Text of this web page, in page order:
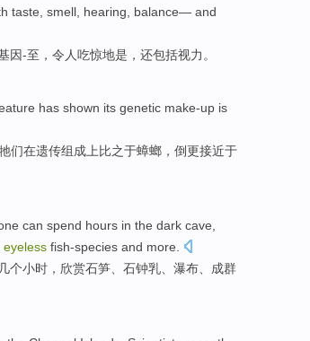
taste, smell, hearing, balance— and
因-至， 令人吃惊地是 ， 还包括视力。
has shown its genetic make-up is
们在遗传组成上 比之于蟑螂，倒更接近于
can spend hours in the dark cave
eyeless fish-species and more.
几个小时 ， 欣赏石笋 石钟乳 瀑布 、成群